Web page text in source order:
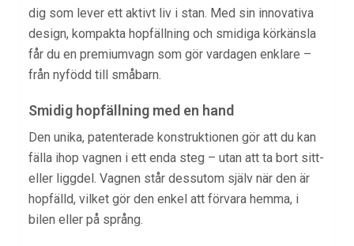
dig som lever ett aktivt liv i stan. Med sin innovativa
design, kompakta hopfällning och smidiga körkänsla
får du en premiumvagn som gör vardagen enklare –
från nyfödd till småbarn.
Smidig hopfällning med en hand
Den unika, patenterade konstruktionen gör att du kan
fälla ihop vagnen i ett enda steg – utan att ta bort sitt-
eller liggdel. Vagnen står dessutom själv när den är
hopfälld, vilket gör den enkel att förvara hemma, i
bilen eller på språng.